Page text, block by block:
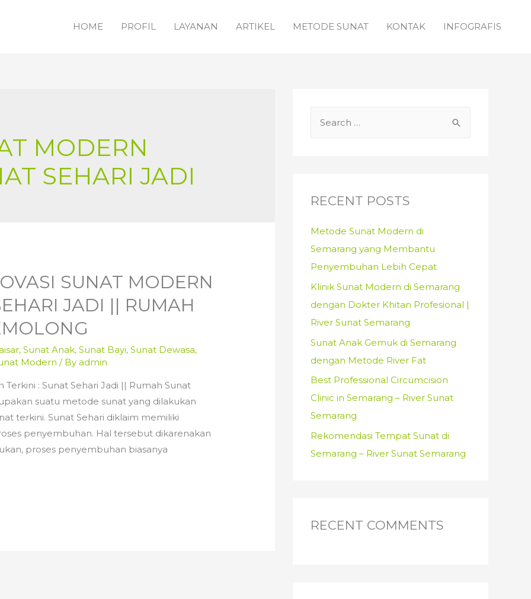
HOME PROFIL LAYANAN ARTIKEL METODE SUNAT KONTAK INFOGRAFIS
MODERN
SEHARI JADI
SUNAT MODERN
JADI || RUMAH
,Sunat Anak,Sunat Bayi,Sunat Dewasa,
Modern / Byadmin
Terkini : Sunat Sehari Jadi || Rumah Sunat
suatu metode sunat yang dilakukan
terkini. Sunat Sehari diklaim memiliki
penyembuhan. Hal tersebut dikarenakan
proses penyembuhan biasanya
h
RECENT POSTS
Metode Sunat Modern di
Semarang yang Membantu
Penyembuhan Lebih Cepat
Klinik Sunat Modern di Semarang
dengan Dokter Khitan Profesional |
River Sunat Semarang
Sunat Anak Gemuk di Semarang
dengan Metode River Fat
Best Professional Circumcision
Clinic in Semarang – River Sunat
Semarang
Rekomendasi Tempat Sunat di
Semarang – River Sunat Semarang
RECENT COMMENTS